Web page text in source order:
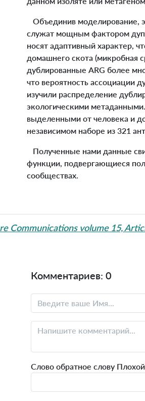
Объединив моделирование,
служат мощным фактором
носят адаптивный характер,
домашнего скота (микробная
дублированные ARG более
что вероятность ассоциации
изучили распределение
экологическими
выделенными от человека и
независимом наборе из 321
Полученные нами данные
функции, подвергающиеся
сообществах.
Communications volume 15,
Комментариев: 0
Слово обратное слову